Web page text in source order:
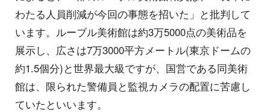
わたる人員削減が今回の事態を招いた」と批判して
います。ルーブル美術館は約3万5000点の美術品を
展示し、広さは7万3000平方メートル(東京ドームの
約1.5個分)と世界最大級ですが、国営である同美術
館は、限られた警備員と監視カメラの配置に苦慮し
ていたといいます。